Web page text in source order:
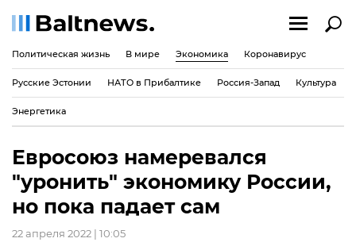
Политическая жизнь В мире Экономика Коронавирус
Русские Эстонии НАТО в Прибалтике Россия-Запад Культура
Энергетика
Евросоюз намеревался
"уронить" экономику России,
но пока падает сам
22 апреля 2022 | 10:05